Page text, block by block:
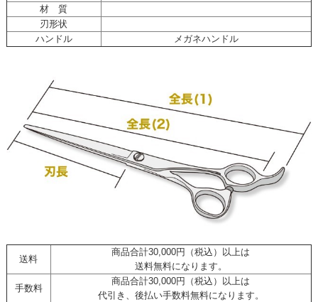
材 質
刃形状
ハンドル
メガネハンドル
送料
商品合計30,000円（税込）以上は
送料無料になります。
手数料
商品合計30,000円（税込）以上は
代引き、後払い手数料無料になります。